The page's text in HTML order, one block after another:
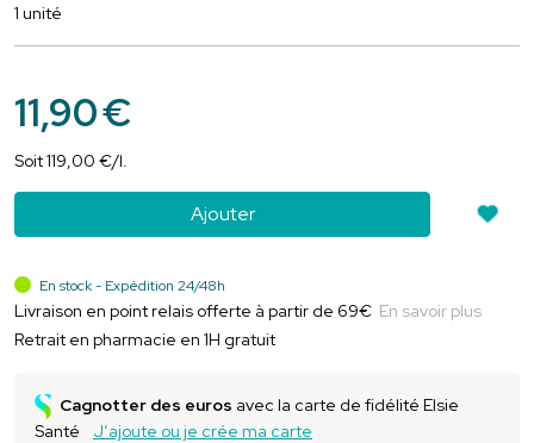
1 unité
11,90€
Soit119,00 €/l.
Ajouter
En stock - Expédition 24/48h
Livraison en point relais offerte à partir de 69€ En savoir plus
Retrait en pharmacie en 1H gratuit
Cagnotter des euros avec la carte de fidélité Elsie
Santé
J’ajoute ou je crée ma carte